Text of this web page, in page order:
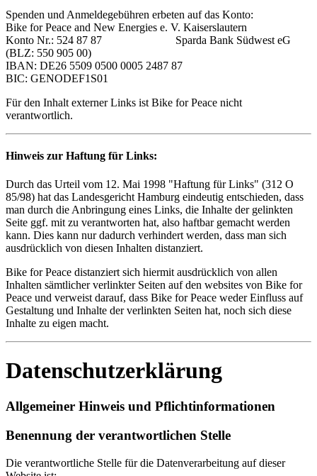
Spenden und Anmeldegebühren erbeten auf das Konto:
Bike for Peace and New Energies e. V. Kaiserslautern
Konto Nr.: 524 87 87 Sparda Bank Südwest eG
(BLZ: 550 905 00)
IBAN: DE26 5509 0500 0005 2487 87
BIC: GENODEF1S01
Für den Inhalt externer Links ist Bike for Peace nicht
verantwortlich.
Hinweis zur Haftung für Links:
Durch das Urteil vom 12. Mai 1998 "Haftung für Links" (312 O
85/98) hat das Landesgericht Hamburg eindeutig entschieden, dass
man durch die Anbringung eines Links, die Inhalte der gelinkten
Seite ggf. mit zu verantworten hat, also haftbar gemacht werden
kann. Dies kann nur dadurch verhindert werden, dass man sich
ausdrücklich von diesen Inhalten distanziert.
Bike for Peace distanziert sich hiermit ausdrücklich von allen
Inhalten sämtlicher verlinkter Seiten auf den websites von Bike for
Peace und verweist darauf, dass Bike for Peace weder Einfluss auf
Gestaltung und Inhalte der verlinkten Seiten hat, noch sich diese
Inhalte zu eigen macht.
Datenschutzerklärung
Allgemeiner Hinweis und Pflichtinformationen
Benennung der verantwortlichen Stelle
Die verantwortliche Stelle für die Datenverarbeitung auf dieser